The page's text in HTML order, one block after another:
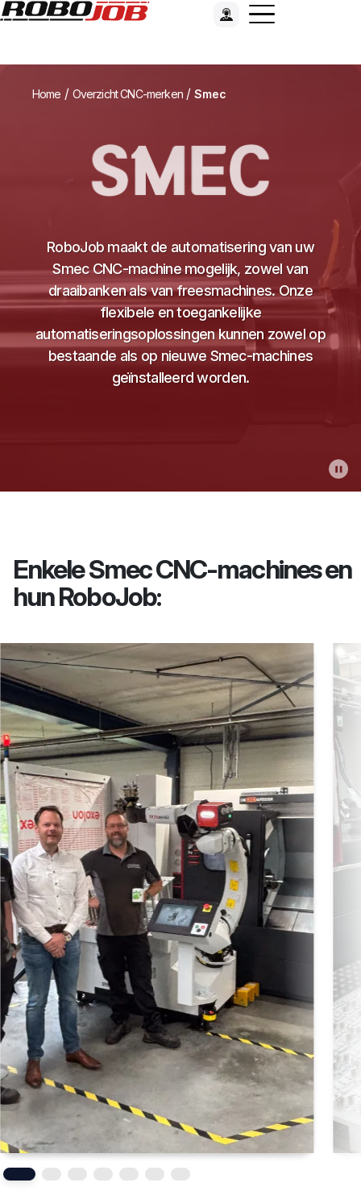
Home / Overzicht CNC-merken/ Smec
RoboJob maakt de automatisering van uw
Smec CNC-machine mogelijk, zowel van
draaibanken als van freesmachines. Onze
flexibele en toegankelijke
automatiseringsoplossingen kunnen zowel op
bestaande als op nieuwe Smec-machines
geïnstalleerd worden.
Enkele Smec CNC-machines en
hun RoboJob: